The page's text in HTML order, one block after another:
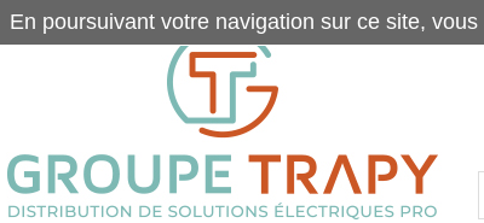
En poursuivant votre navigation sur ce site,